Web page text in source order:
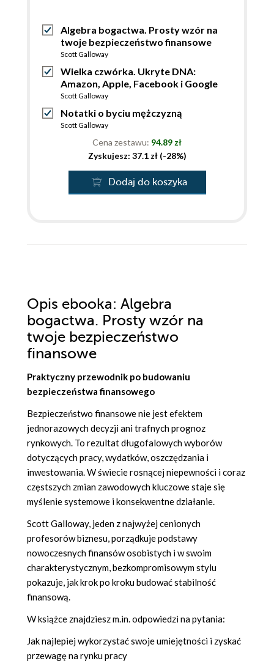
Algebra bogactwa. Prosty wzór na
twoje bezpieczeństwo finansowe
Scott Galloway
Wielka czwórka. Ukryte DNA:
Amazon, Apple, Facebook i Google
Scott Galloway
Notatki o byciu mężczyzną
Scott Galloway
Cena zestawu: 94.89 zł
Zyskujesz: 37.1 zł (-28%)
Dodaj do koszyka
Opis ebooka: Algebra
bogactwa. Prosty wzór na
twoje bezpieczeństwo
finansowe
Praktyczny przewodnik po budowaniu
bezpieczeństwa finansowego
Bezpieczeństwo finansowe nie jest efektem
jednorazowych decyzji ani trafnych prognoz
rynkowych. To rezultat długofalowych wyborów
dotyczących pracy, wydatków, oszczędzania i
inwestowania. W świecie rosnącej niepewności i coraz
częstszych zmian zawodowych kluczowe staje się
myślenie systemowe i konsekwentne działanie.
Scott Galloway, jeden z najwyżej cenionych
profesorów biznesu, porządkuje podstawy
nowoczesnych finansów osobistych i w swoim
charakterystycznym, bezkompromisowym stylu
pokazuje, jak krok po kroku budować stabilność
finansową.
W książce znajdziesz m.in. odpowiedzi na pytania:
Jak najlepiej wykorzystać swoje umiejętności i zyskać
przewagę na rynku pracy